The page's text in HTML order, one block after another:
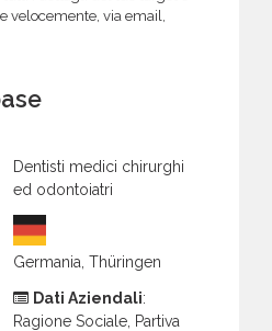
velocemente, via email,
Dentisti medici chirurghi
ed odontoiatri
Germania, Thüringen
Dati Aziendali:
Ragione Sociale, Partiva